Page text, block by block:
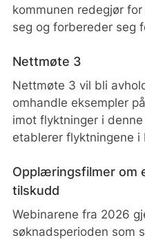
kommunen redegjør
seg og forbereder seg
Nettmøte 3
Nettmøte 3 vil bli
omhandle eksempler
imot flyktninger i
etablerer flyktningene
Opplæringsfilmer om
tilskudd
Webinarene fra 2026
søknadsperioden som